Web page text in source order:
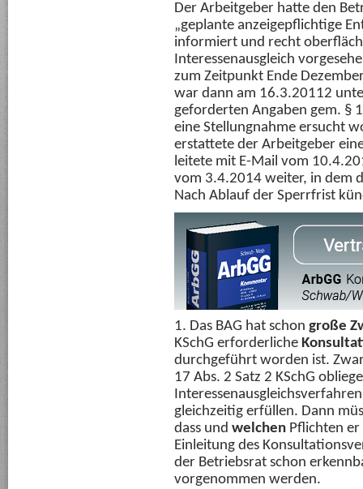
Der Arbeitgeber hatte den
„geplante anzeigepflichtige
informiert und recht
Interessenausgleich
zum Zeitpunkt Ende
war dann am 16.3.20112
geforderten Angaben gem. §
eine Stellungnahme ersucht
erstattete der Arbeitgeber
leitete mit E-Mail vom
vom 3.4.2014 weiter, in dem
Nach Ablauf der Sperrfrist
1. Das BAG hat schon große
KSchG erforderliche
durchgeführt worden ist.
17 Abs. 2 Satz 2 KSchG
gleichzeitig erfüllen. Dann
dass und welchen Pflichten
Einleitung des
der Betriebsrat schon
vorgenommen werden.